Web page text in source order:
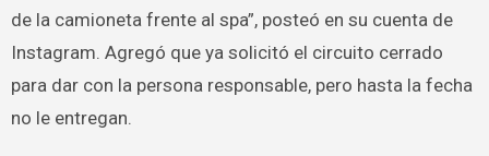
de la camioneta frente al spa”, posteó en su cuenta de
Instagram. Agregó que ya solicitó el circuito cerrado
para dar con la persona responsable, pero hasta la fecha
no le entregan.